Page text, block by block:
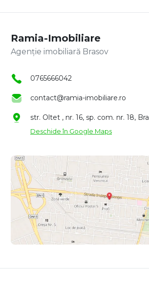
Ramia-Imobiliare
Agenție imobiliară Brasov
0765666042
contact@ramia-imobiliare.ro
str. Oltet , nr. 16, sp. com. nr. 18,
Deschide în Google Maps